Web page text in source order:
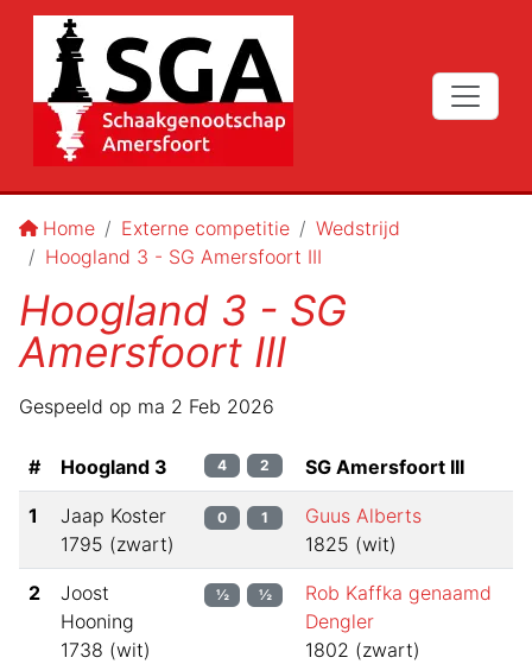
Home Externe competitie
Wedstrijd
Hoogland 3 - SG Amersfoort III
Hoogland 3 - SG
Amersfoort III
Gespeeld op ma 2 Feb 2026
# Hoogland 3 4 2 SG Amersfoort III
1
Jaap Koster
1795 (zwart)
0 1
Guus Alberts
1825 (wit)
2
Joost
Hooning
1738 (wit)
½ ½
Rob Kaffka genaamd
Dengler
1802 (zwart)